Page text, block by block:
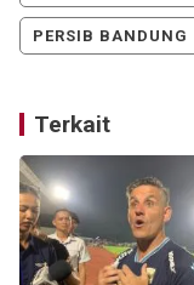
PERSIB BANDUNG
Terkait